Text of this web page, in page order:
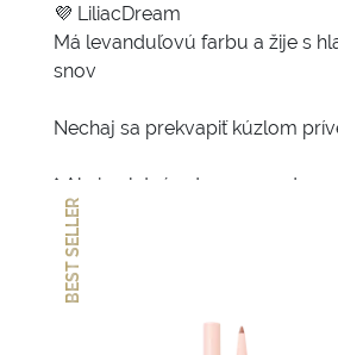
💜 LiliacDream
Má levanduľovú farbu a žije s
snov
Nechaj sa prekvapiť kúzlom
* Akcia platná od 9. marca do
BEST SELLER